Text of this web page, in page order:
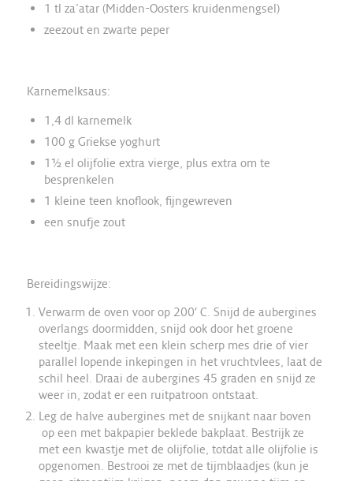
1 tl za’atar (Midden-Oosters kruidenmengsel)
zeezout en zwarte peper
Karnemelksaus:
1,4 dl karnemelk
100 g Griekse yoghurt
1½ el olijfolie extra vierge, plus extra om te
besprenkelen
1 kleine teen knoflook, fijngewreven
een snufje zout
Bereidingswijze:
Verwarm de oven voor op 200′ C. Snijd de aubergines
overlangs doormidden, snijd ook door het groene
steeltje. Maak met een klein scherp mes drie of vier
parallel lopende inkepingen in het vruchtvlees, laat de
schil heel. Draai de aubergines 45 graden en snijd ze
weer in, zodat er een ruitpatroon ontstaat.
Leg de halve aubergines met de snijkant naar boven
op een met bakpapier beklede bakplaat. Bestrijk ze
met een kwastje met de olijfolie, totdat alle olijfolie is
opgenomen. Bestrooi ze met de tijmblaadjes (kun je